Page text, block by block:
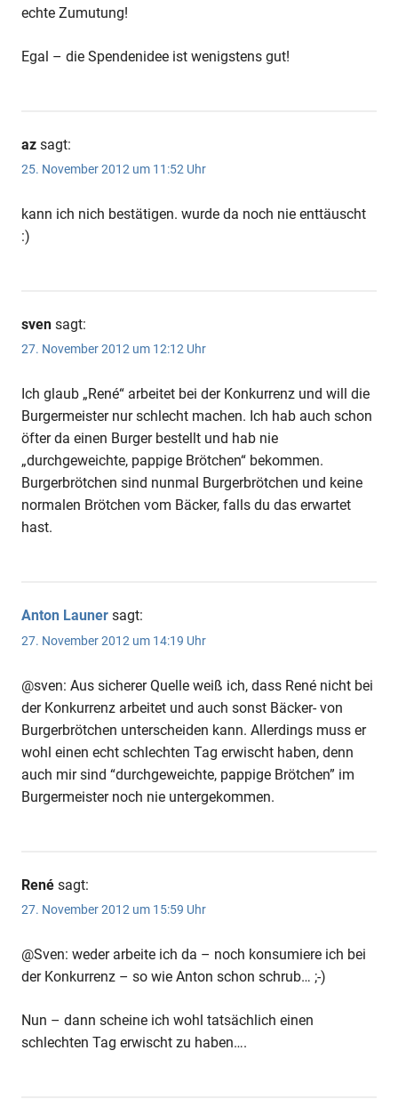
echte Zumutung!
Egal – die Spendenidee ist wenigstens gut!
az sagt:
25. November 2012 um 11:52 Uhr
kann ich nich bestätigen. wurde da noch nie enttäuscht
:)
sven sagt:
27. November 2012 um 12:12 Uhr
Ich glaub „René“ arbeitet bei der Konkurrenz und will die
Burgermeister nur schlecht machen. Ich hab auch schon
öfter da einen Burger bestellt und hab nie
„durchgeweichte, pappige Brötchen“ bekommen.
Burgerbrötchen sind nunmal Burgerbrötchen und keine
normalen Brötchen vom Bäcker, falls du das erwartet
hast.
Anton Launer sagt:
27. November 2012 um 14:19 Uhr
@sven: Aus sicherer Quelle weiß ich, dass René nicht bei
der Konkurrenz arbeitet und auch sonst Bäcker- von
Burgerbrötchen unterscheiden kann. Allerdings muss er
wohl einen echt schlechten Tag erwischt haben, denn
auch mir sind “durchgeweichte, pappige Brötchen” im
Burgermeister noch nie untergekommen.
René sagt:
27. November 2012 um 15:59 Uhr
@Sven: weder arbeite ich da – noch konsumiere ich bei
der Konkurrenz – so wie Anton schon schrub… ;-)
Nun – dann scheine ich wohl tatsächlich einen
schlechten Tag erwischt zu haben….